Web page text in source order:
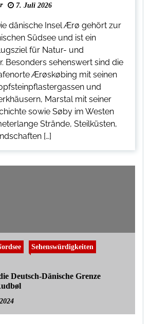
7. Juli 2026
dänische Insel Ærø gehört zur
Südsee und ist ein
für Natur- und
Besonders sehenswert sind die
Ærøskøbing mit seinen
und
Marstal mit seiner
sowie Søby im Westen
Strände, Steilküsten,
[…]
Sehenswürdigkeiten
Deutsch-Dänische Grenze